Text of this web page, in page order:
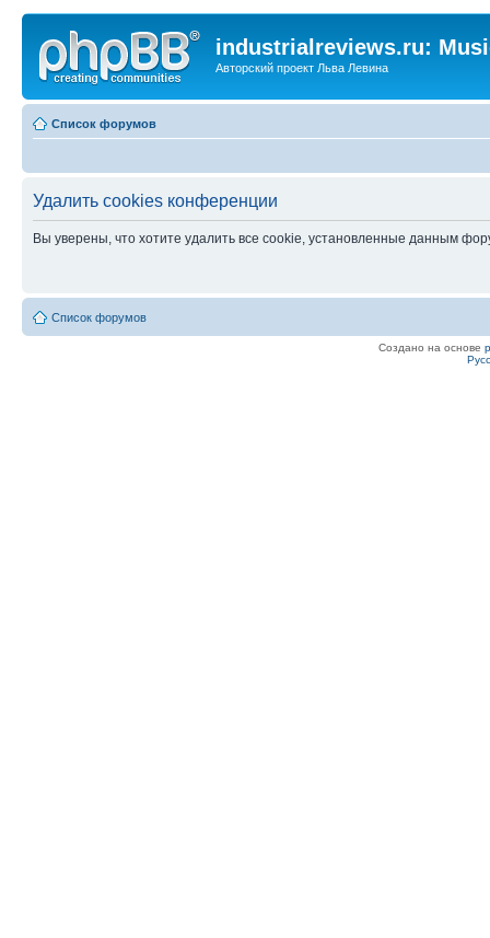
industrialreviews.ru:
Авторский проект Льва Левина
Список форумов
Удалить cookies конференции
Вы уверены, что хотите удалить все cookie, установленные данным
Список форумов
Создано на основе